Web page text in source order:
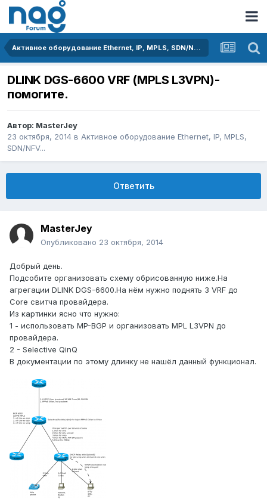
Активное оборудование Ethernet, IP, MPLS, SDN/NFV...
DLINK DGS-6600 VRF (MPLS L3VPN)-
помогите.
Автор: MasterJey
23 октября, 2014 в Активное оборудование Ethernet, IP, MPLS,
SDN/NFV...
Ответить
MasterJey
Опубликовано 23 октября, 2014
Добрый день.
Подсобите организовать схему обрисованную ниже.На
агрегации DLINK DGS-6600.На нём нужно поднять 3 VRF до
Core свитча провайдера.
Из картинки ясно что нужно:
1 - использовать MP-BGP и организовать MPL L3VPN до
провайдера.
2 - Selective QinQ
В документации по этому длинку не нашёл данный функционал.